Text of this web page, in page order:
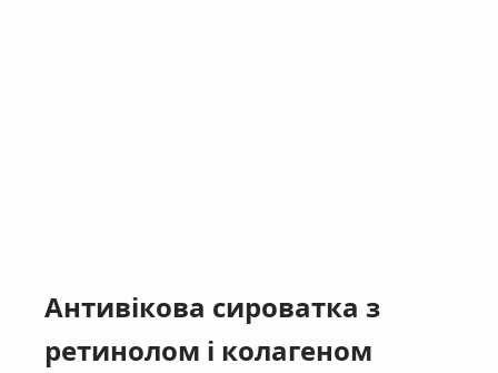
Антивікова сироватка з
ретинолом і колагеном